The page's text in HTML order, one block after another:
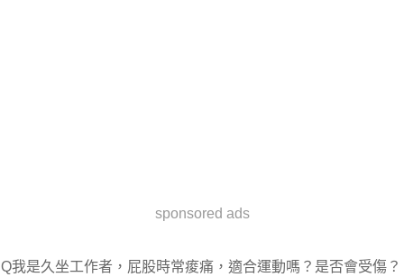
sponsored ads
Q我是久坐工作者，屁股時常痠痛，適合運動嗎？是否會受傷？